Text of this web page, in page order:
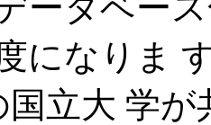
になりま
立大 学